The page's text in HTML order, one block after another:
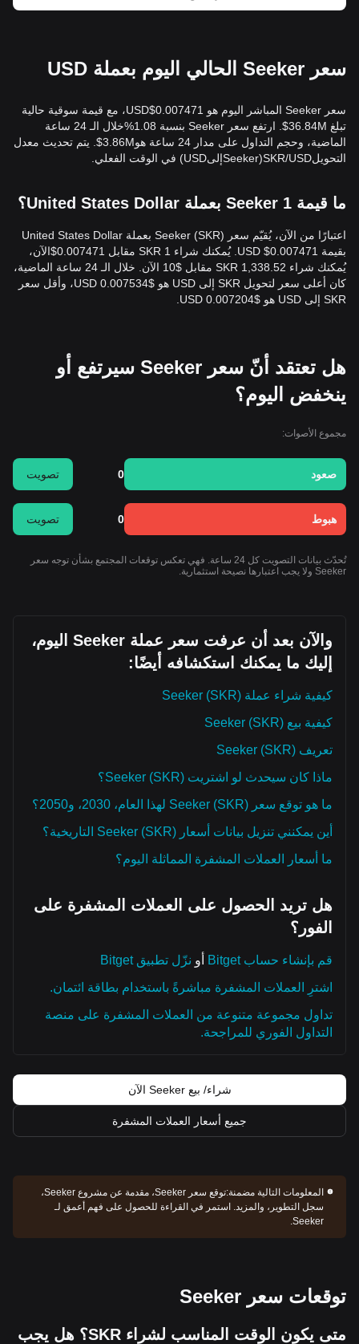
سعر Seeker الحالي اليوم بعملة USD
سعر Seeker المباشر اليوم هو 0.007471$USD، مع قيمة سوقية حالية
تبلغ 36.84M$. ارتفع سعر Seeker بنسبة 1.08%خلال الـ 24 ساعة
الماضية، وحجم التداول على مدار 24 ساعة هو3.86M$. يتم تحديث معدل
التحويلSKR/USD(SeekerإلىUSD) في الوقت الفعلي.
ما قيمة 1 Seeker بعملة United States Dollar؟
اعتبارًا من الآن، يُقيّم سعر Seeker (SKR) بعملة United States Dollar
بقيمة 0.007471$ USD. يُمكنك شراء 1 SKR مقابل 0.007471$الآن،
يُمكنك شراء 1,338.52 SKR مقابل $10 الآن. خلال الـ 24 ساعة الماضية،
كان أعلى سعر لتحويل SKR إلى USD هو $0.007534 USD، وأقل سعر
SKR إلى USD هو $0.007204 USD.
هل تعتقد أنّ سعر Seeker سيرتفع أو
ينخفض اليوم؟
مجموع الأصوات:
صعود 0 تصويت
هبوط 0 تصويت
تُحدّث بيانات التصويت كل 24 ساعة. فهي تعكس توقعات المجتمع بشأن توجه سعر
Seeker ولا يجب اعتبارها نصيحة استثمارية.
والآن بعد أن عرفت سعر عملة Seeker اليوم،
إليك ما يمكنك استكشافه أيضًا:
كيفية شراء عملة Seeker (SKR)
كيفية بيع Seeker (SKR)
تعريف Seeker (SKR)
ماذا كان سيحدث لو اشتريت Seeker (SKR)؟
ما هو توقع سعر Seeker (SKR) لهذا العام، 2030، و2050؟
أين يمكنني تنزيل بيانات أسعار Seeker (SKR) التاريخية؟
ما أسعار العملات المشفرة المماثلة اليوم؟
هل تريد الحصول على العملات المشفرة على
الفور؟
قم بإنشاء حساب Bitget أو نزّل تطبيق Bitget
اشترِ العملات المشفرة مباشرةً باستخدام بطاقة ائتمان.
تداول مجموعة متنوعة من العملات المشفرة على منصة
التداول الفوري للمراجحة.
شراء/ بيع Seeker الآن
جميع أسعار العملات المشفرة
المعلومات التالية مضمنة:
توقع سعر Seeker، مقدمة عن مشروع Seeker،
سجل التطوير، والمزيد. استمر في القراءة للحصول على فهم أعمق لـ
Seeker.
توقعات سعر Seeker
متى يكون الوقت المناسب لشراء SKR؟ هل يجب